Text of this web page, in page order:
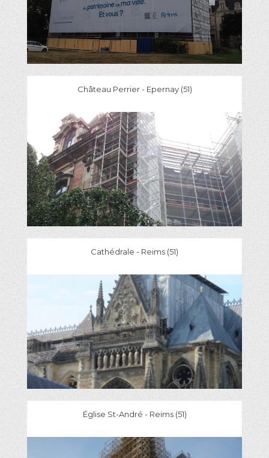
Château Perrier - Epernay (51)
Cathédrale - Reims (51)
Église St-André - Reims (51)